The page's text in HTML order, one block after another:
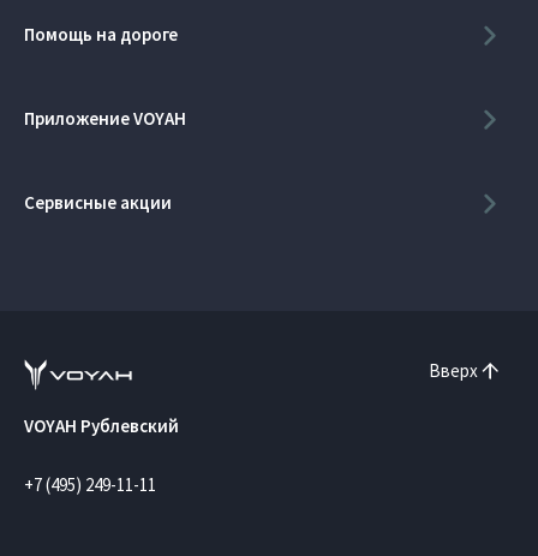
Помощь на дороге
Приложение VOYAH
Сервисные акции
Вверх
VOYAH Рублевский
+7 (495) 249-11-11